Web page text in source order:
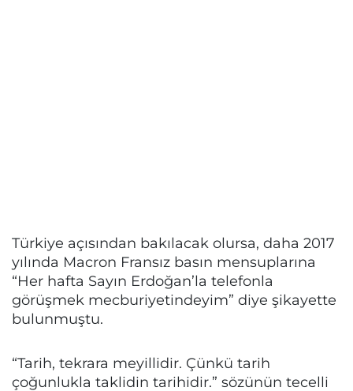
Türkiye açısından bakılacak olursa, daha 2017
yılında Macron Fransız basın mensuplarına
“Her hafta Sayın Erdoğan’la telefonla
görüşmek mecburiyetindeyim” diye şikayette
bulunmuştu.
“Tarih, tekrara meyillidir. Çünkü tarih
çoğunlukla taklidin tarihidir.” sözünün tecelli